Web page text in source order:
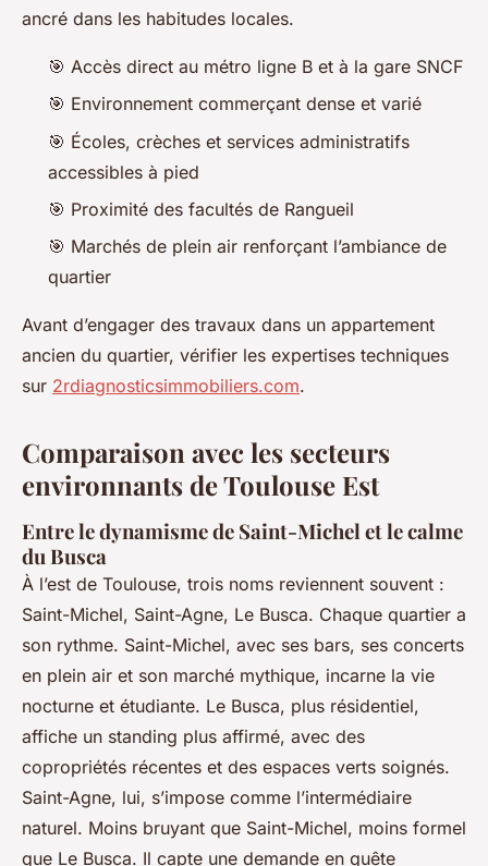
ancré dans les habitudes locales.
🎯 Accès direct au métro ligne B et à la gare SNCF
🎯 Environnement commerçant dense et varié
🎯 Écoles, crèches et services administratifs
accessibles à pied
🎯 Proximité des facultés de Rangueil
🎯 Marchés de plein air renforçant l’ambiance de
quartier
Avant d’engager des travaux dans un appartement
ancien du quartier, vérifier les expertises techniques
sur 2rdiagnosticsimmobiliers.com.
Comparaison avec les secteurs
environnants de Toulouse Est
Entre le dynamisme de Saint-Michel et le calme
du Busca
À l’est de Toulouse, trois noms reviennent souvent :
Saint-Michel, Saint-Agne, Le Busca. Chaque quartier a
son rythme. Saint-Michel, avec ses bars, ses concerts
en plein air et son marché mythique, incarne la vie
nocturne et étudiante. Le Busca, plus résidentiel,
affiche un standing plus affirmé, avec des
copropriétés récentes et des espaces verts soignés.
Saint-Agne, lui, s’impose comme l’intermédiaire
naturel. Moins bruyant que Saint-Michel, moins formel
que Le Busca. Il capte une demande en quête